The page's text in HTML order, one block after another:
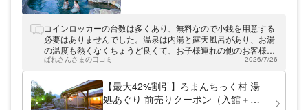
内風呂と鞍掛山、古賀志山、赤岩山の雄大な
山並みが眺められる露天風呂があります。ろ
まんちっく村には、老若男女が楽しめるスパ
施設、10haに及ぶ整備林、宇都宮の姉妹都
市である中国のチチハル市から友好の証とし
て寄贈された「丹頂鶴」を飼育する施設、広
大な農場で農業体験ができる施設、愛犬を安
心して遊ばせておけるドッグランなどがあ
コインロッカーの台数は多くあり、無料なので小銭を用意する
必要はありませんでした。温泉は内湯と露天風呂があり、お湯
の温度も熱くなくちょうど良くて、お子様連れの他のお客様も
ゆっくりと入っていました。温泉も広くてのんびりと過ごせま
した。
ぱれさんさまの口コミ 2026/7/26
【最大42%割引】ろまんちっく村 湯
処あぐり 前売りクーポン（入館＋フ